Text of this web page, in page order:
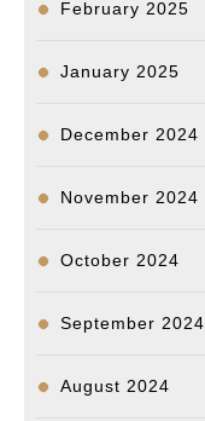
February 2025
January 2025
December 2024
November 2024
October 2024
September 2024
August 2024